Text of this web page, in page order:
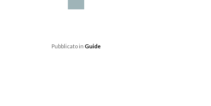
Pubblicato inGuide